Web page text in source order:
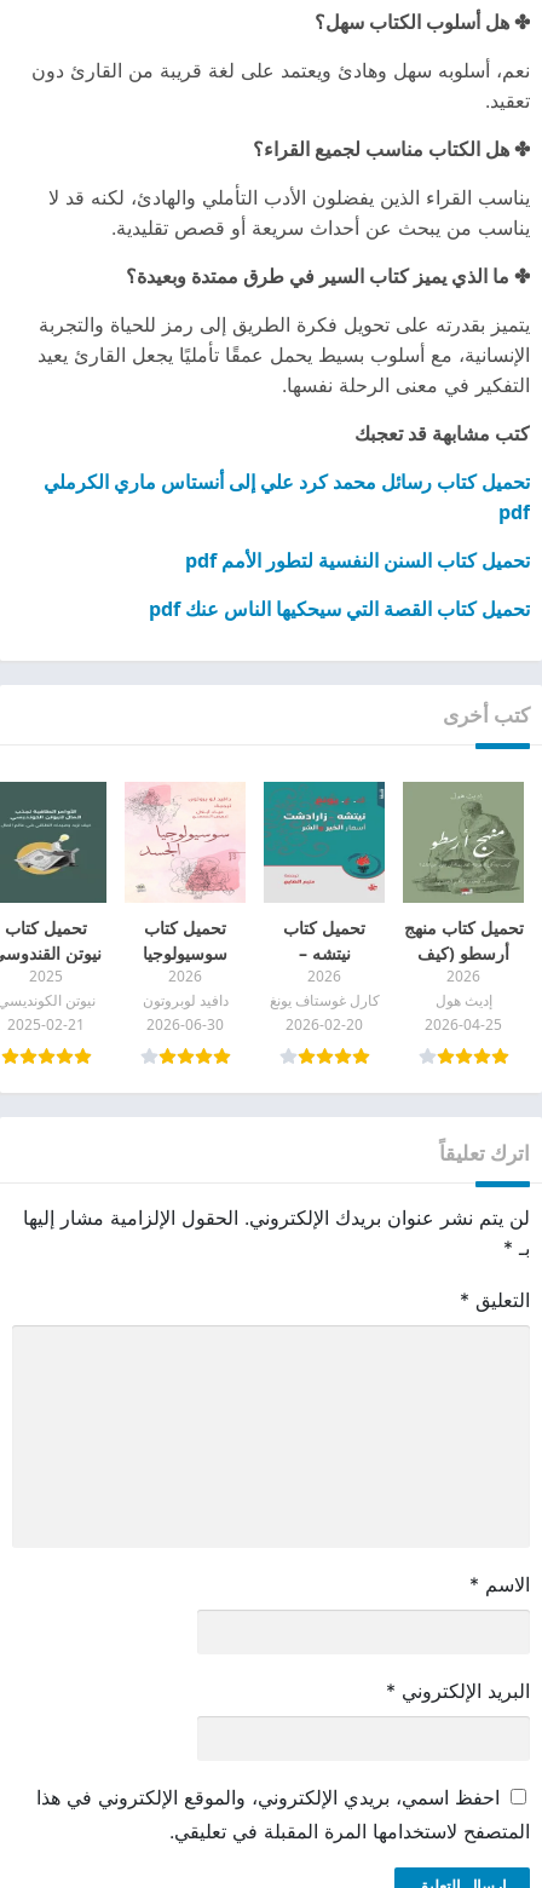
✤ هل أسلوب الكتاب سهل؟
نعم، أسلوبه سهل وهادئ ويعتمد على لغة قريبة من القارئ دون
تعقيد.
✤ هل الكتاب مناسب لجميع القراء؟
يناسب القراء الذين يفضلون الأدب التأملي والهادئ، لكنه قد لا
يناسب من يبحث عن أحداث سريعة أو قصص تقليدية.
✤ ما الذي يميز كتاب السير في طرق ممتدة وبعيدة؟
يتميز بقدرته على تحويل فكرة الطريق إلى رمز للحياة والتجربة
الإنسانية، مع أسلوب بسيط يحمل عمقًا تأمليًا يجعل القارئ يعيد
التفكير في معنى الرحلة نفسها.
كتب مشابهة قد تعجبك
تحميل كتاب رسائل محمد كرد علي إلى أنستاس ماري الكرملي
pdf
تحميل كتاب السنن النفسية لتطور الأمم pdf
تحميل كتاب القصة التي سيحكيها الناس عنك pdf
كتب أخرى
تحميل كتاب منهج
أرسطو (كيف
للمعرفة القديمة
أن تغير حياتك)
pdf
2026
إديث هول
2026-04-25
تحميل كتاب
نيتشه –
زارادشت (أسفار
الخير والشر) pdf
2026
كارل غوستاف يونغ
2026-02-20
تحميل كتاب
سوسيولوجيا
الجسد pdf
2026
دافيد لوبروتون
2026-06-30
تحميل كتاب
نيوتن
الاوامر
لجذب المال
والثراء pdf
2025
نيوتن
2025-02-21
اترك تعليقاً
لن يتم نشر عنوان بريدك الإلكتروني. الحقول الإلزامية مشار إليها
بـ *
التعليق *
الاسم *
البريد الإلكتروني *
احفظ اسمي، بريدي الإلكتروني، والموقع الإلكتروني في هذا
المتصفح لاستخدامها المرة المقبلة في تعليقي.